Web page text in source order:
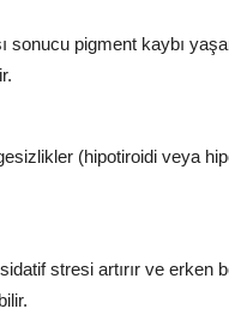
sonucu pigment kaybı
(hipotiroidi veya
stresi artırır ve erken